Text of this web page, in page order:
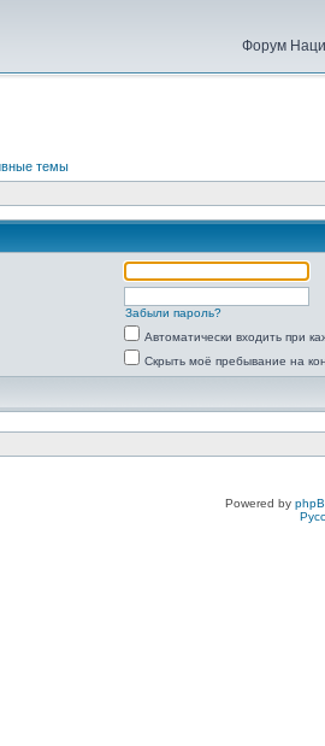
Форум
темы
Забыли пароль?
Автоматически входить при
Скрыть моё пребывание на
Powered by